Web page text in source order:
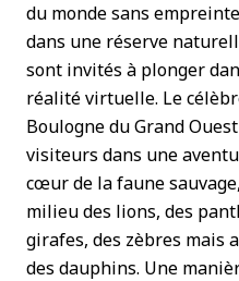
du monde sans
dans une réserve
sont invités à plonger
réalité virtuelle. Le
Boulogne du Grand
visiteurs dans une
cœur de la faune
milieu des lions, des
girafes, des zèbres mais
des dauphins. Une